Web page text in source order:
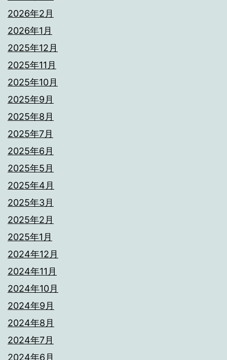
2026年2月
2026年1月
2025年12月
2025年11月
2025年10月
2025年9月
2025年8月
2025年7月
2025年6月
2025年5月
2025年4月
2025年3月
2025年2月
2025年1月
2024年12月
2024年11月
2024年10月
2024年9月
2024年8月
2024年7月
2024年6月